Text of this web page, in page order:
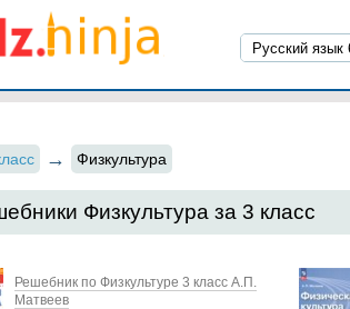
Физкультура
Физкультура за 3 класс
Решебник по Физкультуре 3 класс А.П.
Матвеев